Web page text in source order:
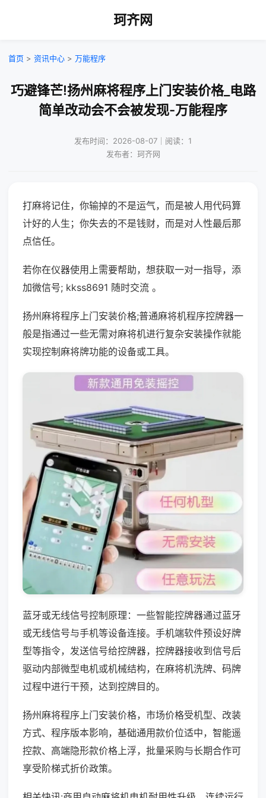
珂齐网
首页 > 资讯中心 > 万能程序
巧避锋芒!扬州麻将程序上门安装价格_电路
简单改动会不会被发现-万能程序
发布时间：2026-08-07｜阅读：1
发布者：珂齐网
打麻将记住，你输掉的不是运气，而是被人用代码算
计好的人生；你失去的不是钱财，而是对人性最后那
点信任。
若你在仪器使用上需要帮助，想获取一对一指导，添
加微信号; kkss8691 随时交流 。
扬州麻将程序上门安装价格;普通麻将机程序控牌器一
般是指通过一些无需对麻将机进行复杂安装操作就能
实现控制麻将牌功能的设备或工具。
蓝牙或无线信号控制原理：一些智能控牌器通过蓝牙
或无线信号与手机等设备连接。手机端软件预设好牌
型等指令，发送信号给控牌器，控牌器接收到信号后
驱动内部微型电机或机械结构，在麻将机洗牌、码牌
过程中进行干预，达到控牌目的。
扬州麻将程序上门安装价格，市场价格受机型、改装
方式、程序版本影响，基础通用款价位适中，智能遥
控款、高端隐形款价格上浮，批量采购与长期合作可
享受阶梯式折价政策。